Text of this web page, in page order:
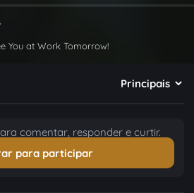
You at Work Tomorrow!
comentar, responder e curtir.
para participar